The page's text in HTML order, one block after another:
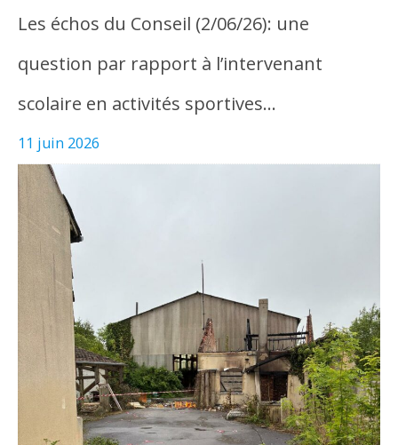
Les échos du Conseil (2/06/26): une
question par rapport à l’intervenant
scolaire en activités sportives…
11 juin 2026